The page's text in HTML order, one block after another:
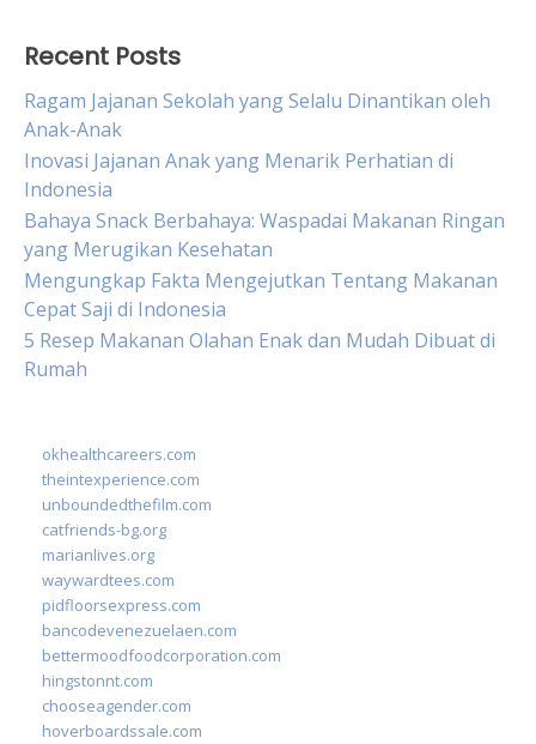
Recent Posts
Ragam Jajanan Sekolah yang Selalu Dinantikan oleh
Anak-Anak
Inovasi Jajanan Anak yang Menarik Perhatian di
Indonesia
Bahaya Snack Berbahaya: Waspadai Makanan Ringan
yang Merugikan Kesehatan
Mengungkap Fakta Mengejutkan Tentang Makanan
Cepat Saji di Indonesia
5 Resep Makanan Olahan Enak dan Mudah Dibuat di
Rumah
okhealthcareers.com
theintexperience.com
unboundedthefilm.com
catfriends-bg.org
marianlives.org
waywardtees.com
pidfloorsexpress.com
bancodevenezuelaen.com
bettermoodfoodcorporation.com
hingstonnt.com
chooseagender.com
hoverboardssale.com